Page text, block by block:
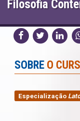
Filosofia
SOBRE O
Especialização